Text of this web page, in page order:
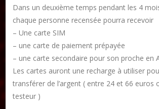
Dans un deuxième temps pendant les 4
chaque personne recensée pourra recevoir
– Une carte SIM
– une carte de paiement prépayée
– une carte secondaire pour son proche en
Les cartes auront une recharge à utiliser
transférer de l’argent ( entre 24 et 66 euros
testeur )